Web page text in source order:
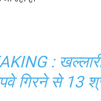
:
गिरने से 13